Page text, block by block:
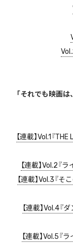
「それでも映画
【連載】Vol.1『
【連載】Vol.2『
【連載】Vol.3『そ
【連載】Vol.4『
【連載】Vol.5『